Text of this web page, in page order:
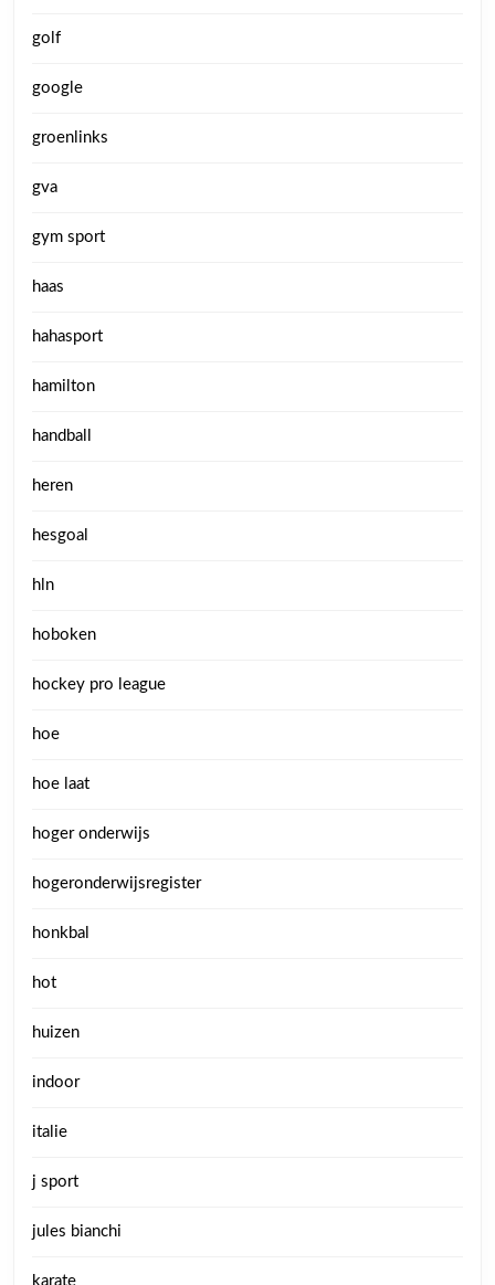
golf
google
groenlinks
gva
gym sport
haas
hahasport
hamilton
handball
heren
hesgoal
hln
hoboken
hockey pro league
hoe
hoe laat
hoger onderwijs
hogeronderwijsregister
honkbal
hot
huizen
indoor
italie
j sport
jules bianchi
karate